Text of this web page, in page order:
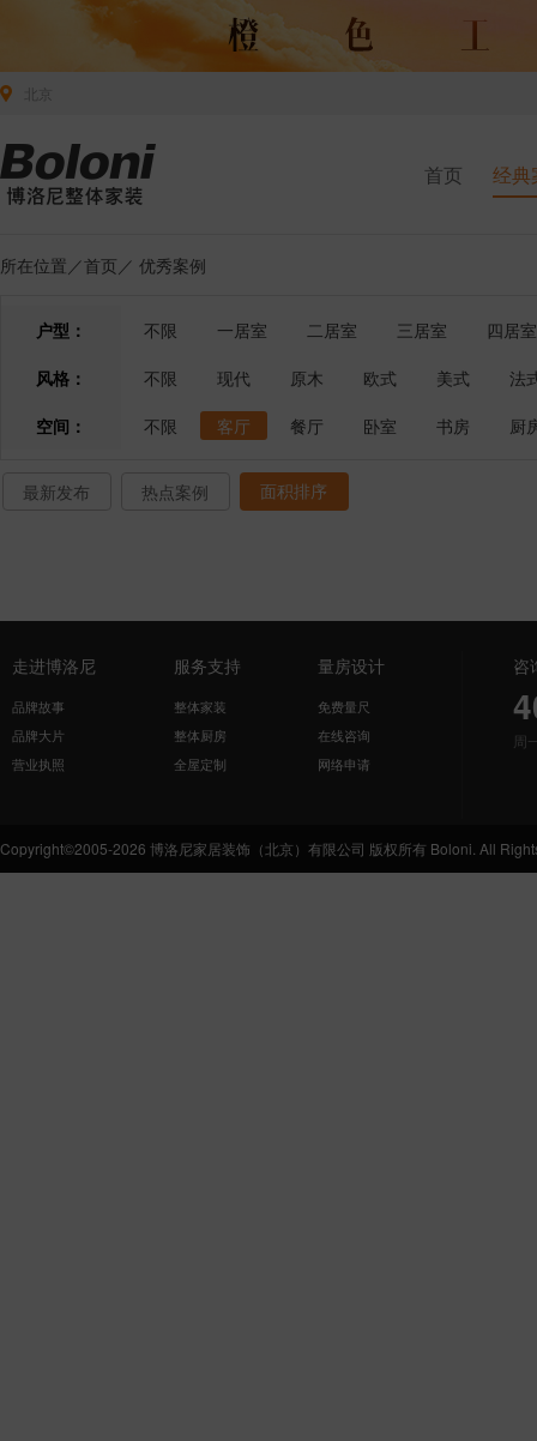
首页 经典
所在位置／首页 ／ 优秀案例
户型： 不限 一居室 二居室 三居室
四居室
风格：
不限 现代 原木 欧式 美式
法
空间：
不限 客厅 餐厅 卧室 书房 厨
最新发布 热点案例 面积排序
走进博洛尼
品牌故事
品牌大片
营业执照
服务支持
整体家装
整体厨房
全屋定制
量房设计
免费量尺
在线咨询
网络申请
咨
周
Copyright©2005-2026 博洛尼家居装饰（北京）有限公司 版权所有 Boloni. All